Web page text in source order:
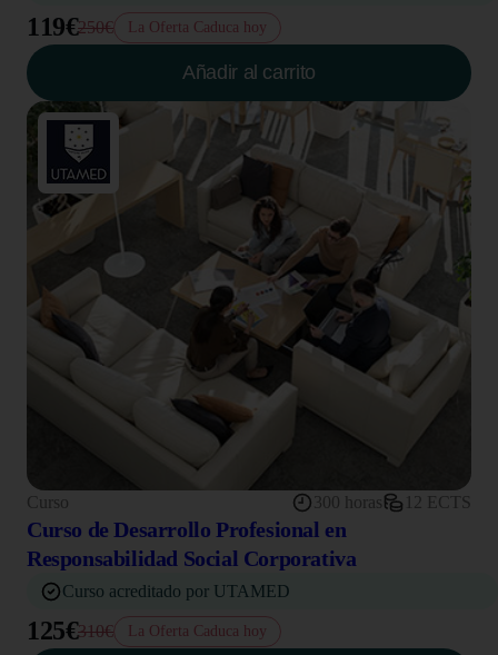
119€250€ La Oferta Caduca hoy
Añadir al carrito
Curso 300 horas 12 ECTS
Curso de Desarrollo Profesional en
Responsabilidad Social Corporativa
Curso acreditado por UTAMED
125€310€ La Oferta Caduca hoy